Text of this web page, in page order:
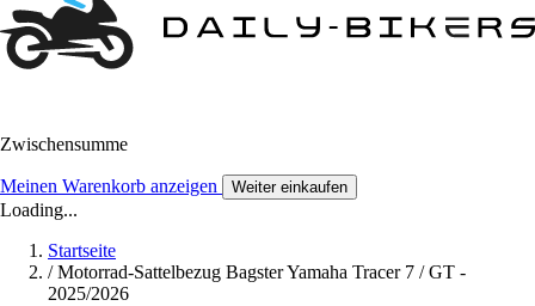
Zwischensumme
Meinen Warenkorb anzeigen Weiter einkaufen
Loading...
Startseite
/ Motorrad-Sattelbezug Bagster Yamaha Tracer 7 / GT -
2025/2026